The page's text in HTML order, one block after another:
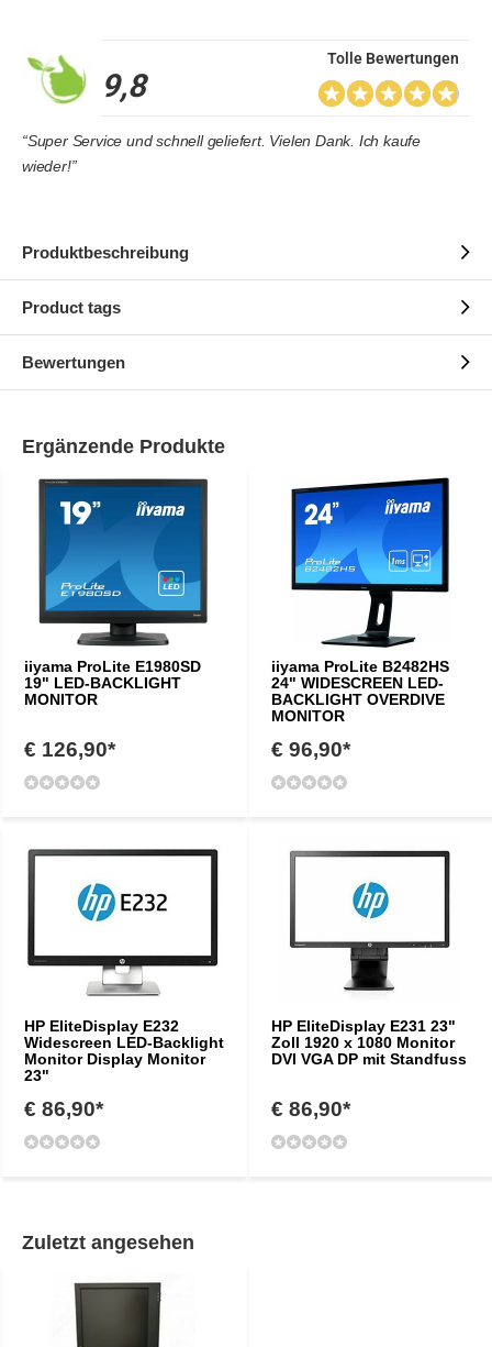
9,8
Tolle Bewertungen
“Super Service und schnell geliefert. Vielen Dank. Ich kaufe
wieder!”
Produktbeschreibung
Product tags
Bewertungen
Ergänzende Produkte
iiyama ProLite E1980SD
19" LED-BACKLIGHT
MONITOR
€ 126,90*
iiyama ProLite B2482HS
24" WIDESCREEN LED-
BACKLIGHT OVERDIVE
MONITOR
€ 96,90*
HP EliteDisplay E232
Widescreen LED-Backlight
Monitor Display Monitor
23"
€ 86,90*
HP EliteDisplay E231 23"
Zoll 1920 x 1080 Monitor
DVI VGA DP mit Standfuss
€ 86,90*
Zuletzt angesehen